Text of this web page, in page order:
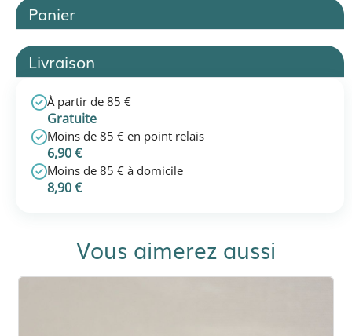
Panier
Livraison
À partir de 85 €
Gratuite
Moins de 85 € en point relais
6,90 €
Moins de 85 € à domicile
8,90 €
Vous aimerez aussi